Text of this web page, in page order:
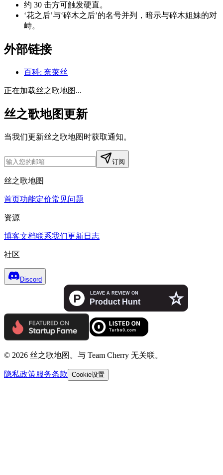
约 30 击方可触发硬直。
‘花之后’与‘碎木之后’的名号并列，暗示与碎木姐妹的对
峙。
外部链接
百科: 奈莱丝
正在加载丝之歌地图...
丝之歌地图更新
当我们更新丝之歌地图时获取通知。
订阅
丝之歌地图
首页功能定价常见问题
资源
博客文档联系我们更新日志
社区
Discord
© 2026 丝之歌地图。与 Team Cherry 无关联。
隐私政策服务条款 Cookie设置